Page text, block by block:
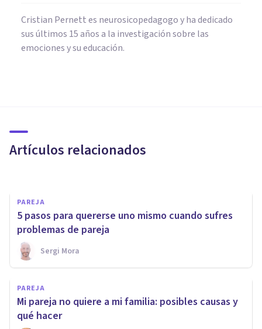
Cristian Pernett es neurosicopedagogo y ha dedicado
sus últimos 15 años a la investigación sobre las
emociones y su educación.
Artículos relacionados
tiempos de confinamiento
PAREJA
5 pasos para quererse uno mismo cuando sufres
problemas de pareja
Sergi Mora
PAREJA
Mi pareja no quiere a mi familia: posibles causas y
qué hacer
PAREJA
'Mi pareja solo ve lo malo de
mí': posibles causas y qué
hacer